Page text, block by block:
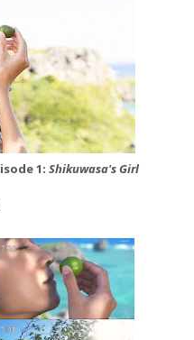
1: Shikuwasa's Girl